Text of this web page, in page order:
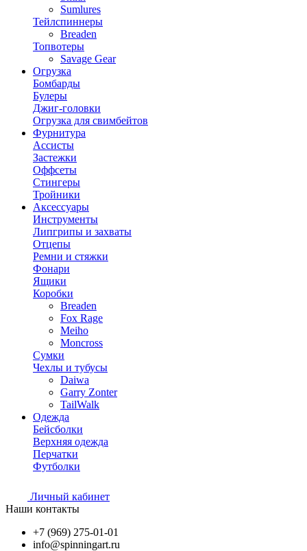
Sumlures
Тейлспиннеры
Breaden
Топвотеры
Savage Gear
Огрузка
Бомбарды
Булеры
Джиг-головки
Огрузка для свимбейтов
Фурнитура
Ассисты
Застежки
Оффсеты
Стингеры
Тройники
Аксессуары
Инструменты
Липгрипы и захваты
Отцепы
Ремни и стяжки
Фонари
Ящики
Коробки
Breaden
Fox Rage
Meiho
Moncross
Сумки
Чехлы и тубусы
Daiwa
Garry Zonter
TailWalk
Одежда
Бейсболки
Верхняя одежда
Перчатки
Футболки
Личный кабинет
Наши контакты
+7 (969) 275-01-01
info@spinningart.ru